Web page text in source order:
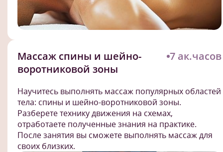
Массаж спины и шейно-
воротниковой зоны
7 ак.часов
Научитесь выполнять массаж популярных областей
тела: спины и шейно-воротниковой зоны.
Разберете технику движения на схемах,
отработаете полученные знания на практике.
После занятия вы сможете выполнять массаж для
своих близких.